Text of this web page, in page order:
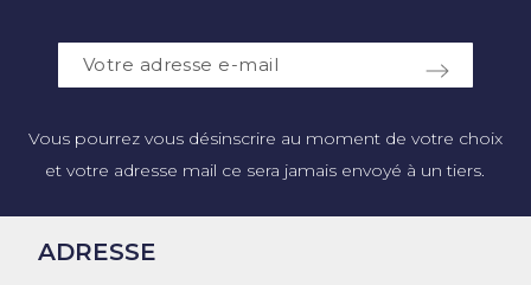
Vous pourrez vous désinscrire au moment de votre choix
et votre adresse mail ce sera jamais envoyé à un tiers.
ADRESSE